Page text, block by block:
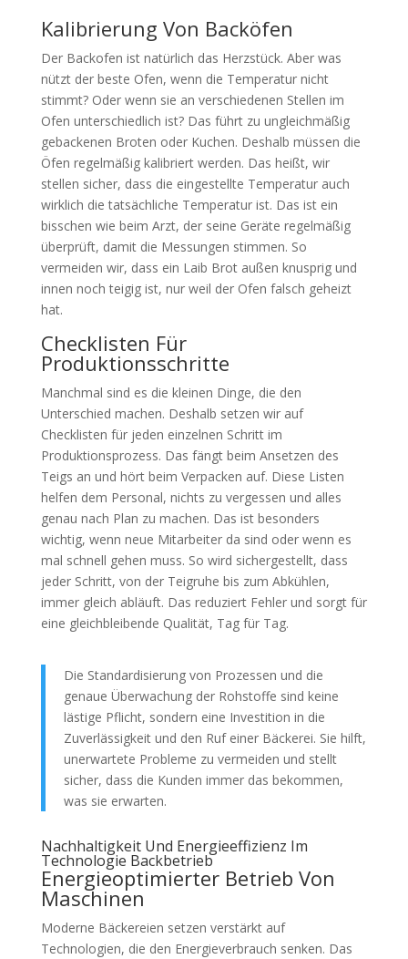
Kalibrierung Von Backöfen
Der Backofen ist natürlich das Herzstück. Aber was
nützt der beste Ofen, wenn die Temperatur nicht
stimmt? Oder wenn sie an verschiedenen Stellen im
Ofen unterschiedlich ist? Das führt zu ungleichmäßig
gebackenen Broten oder Kuchen. Deshalb müssen die
Öfen regelmäßig kalibriert werden. Das heißt, wir
stellen sicher, dass die eingestellte Temperatur auch
wirklich die tatsächliche Temperatur ist. Das ist ein
bisschen wie beim Arzt, der seine Geräte regelmäßig
überprüft, damit die Messungen stimmen. So
vermeiden wir, dass ein Laib Brot außen knusprig und
innen noch teigig ist, nur weil der Ofen falsch geheizt
hat.
Checklisten Für
Produktionsschritte
Manchmal sind es die kleinen Dinge, die den
Unterschied machen. Deshalb setzen wir auf
Checklisten für jeden einzelnen Schritt im
Produktionsprozess. Das fängt beim Ansetzen des
Teigs an und hört beim Verpacken auf. Diese Listen
helfen dem Personal, nichts zu vergessen und alles
genau nach Plan zu machen. Das ist besonders
wichtig, wenn neue Mitarbeiter da sind oder wenn es
mal schnell gehen muss. So wird sichergestellt, dass
jeder Schritt, von der Teigruhe bis zum Abkühlen,
immer gleich abläuft. Das reduziert Fehler und sorgt für
eine gleichbleibende Qualität, Tag für Tag.
Die Standardisierung von Prozessen und die
genaue Überwachung der Rohstoffe sind keine
lästige Pflicht, sondern eine Investition in die
Zuverlässigkeit und den Ruf einer Bäckerei. Sie hilft,
unerwartete Probleme zu vermeiden und stellt
sicher, dass die Kunden immer das bekommen,
was sie erwarten.
Nachhaltigkeit Und Energieeffizienz Im
Technologie Backbetrieb
Energieoptimierter Betrieb Von
Maschinen
Moderne Bäckereien setzen verstärkt auf
Technologien, die den Energieverbrauch senken. Das